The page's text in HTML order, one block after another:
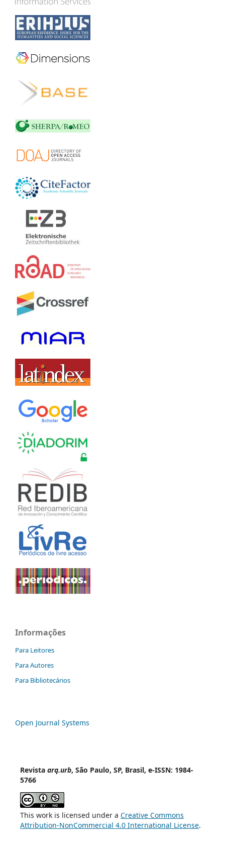
Informações
Para Leitores
Para Autores
Para Bibliotecários
Open Journal Systems
Revista arq.urb, São Paulo, SP, Brasil, e-ISSN: 1984-
5766
This work is licensed under a Creative Commons
Attribution-NonCommercial 4.0 International License.